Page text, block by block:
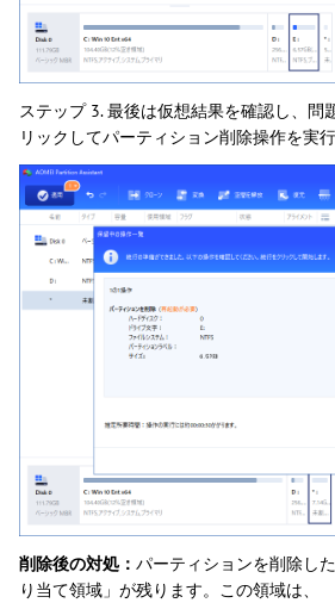
ステップ 3. 最後は仮想結果を確認し、問
リックしてパーティション削除操作を実行
削除後の対処： パーティションを削除し
り当て領域」が残ります。この領域は、